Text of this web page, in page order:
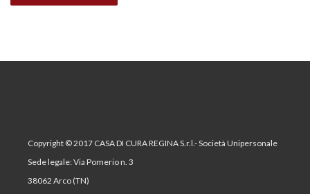
Copyright © 2017 CASA DI CURA REGINA S.r.l.- Società Unipersonale
Sede legale: Via Pomerio n. 3
38062 Arco (TN)